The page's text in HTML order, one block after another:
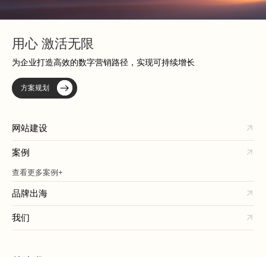
用心 激活无限
为企业打造高效的数字营销路径，实现可持续增长
方案规划
网站建设
案例
查看更多案例+
品牌出海
我们